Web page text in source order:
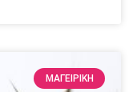
ΜΑΓΕΙΡΙΚΗ